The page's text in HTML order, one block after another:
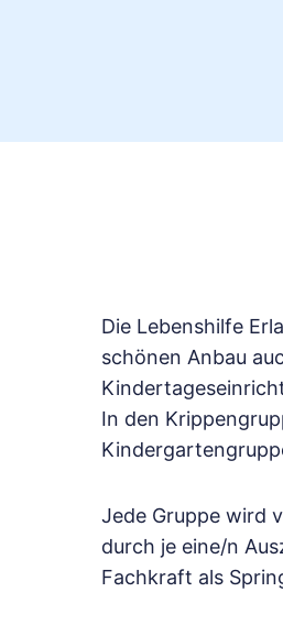
Die Lebenshilfe
schönen Anbau
In den
Jede Gruppe wird
durch je eine/n
Fachkraft als